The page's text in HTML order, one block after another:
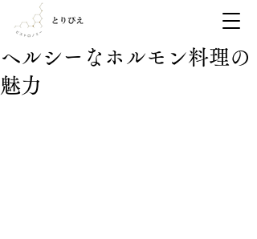
ヘルシーなホルモン料理の
魅力